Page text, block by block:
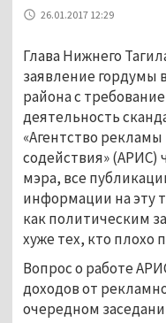
26.01.2017 12:29
Глава Нижнего
заявление гордумы
района с
деятельность
«Агентство
содействия»
мэра, все
информации на эту
как политическим
хуже тех, кто плохо
Вопрос о работе
доходов от
очередном